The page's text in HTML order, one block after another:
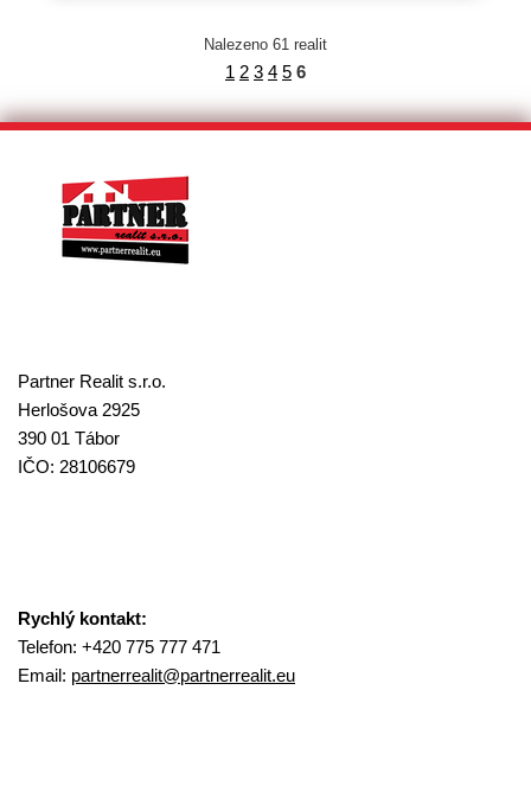
Nalezeno 61 realit
1 2 3 4 5 6
Partner Realit s.r.o.
Herlošova 2925
390 01 Tábor
IČO: 28106679
Rychlý kontakt:
Telefon: +420 775 777 471
Email: partnerrealit@partnerrealit.eu